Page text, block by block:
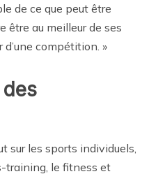
de ce que peut être
être au meilleur de ses
compétition. »
sur les sports individuels,
training, le fitness et